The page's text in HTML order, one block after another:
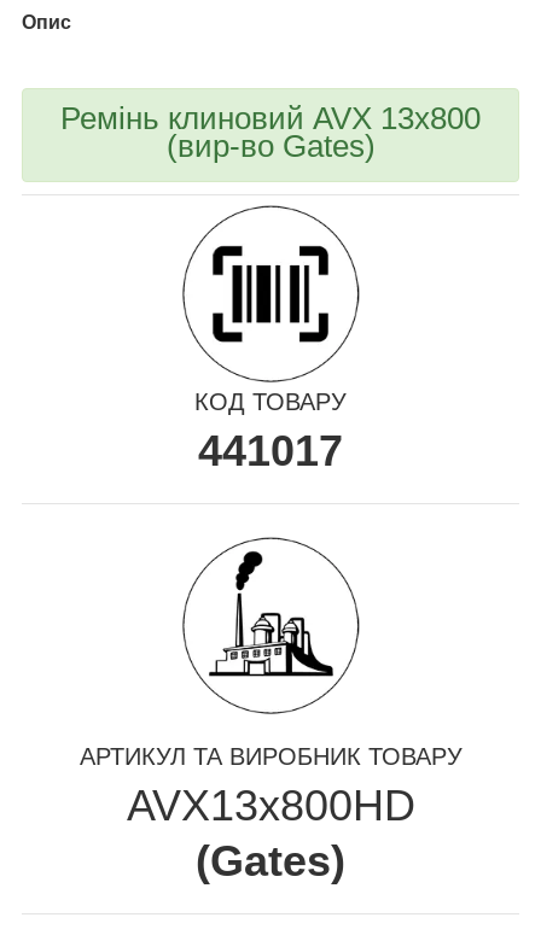
Опис
Ремінь клиновий AVX 13x800
(вир-во Gates)
КОД ТОВАРУ
441017
АРТИКУЛ ТА ВИРОБНИК ТОВАРУ
AVX13x800HD
(Gates)